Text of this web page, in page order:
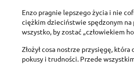
Enzo pragnie lepszego życia i nie
ciężkim dzieciństwie spędzonym
wszystko, by zostać „człowiekiem
Złożył cosa nostrze przysięgę,
pokusy i trudności. Przede